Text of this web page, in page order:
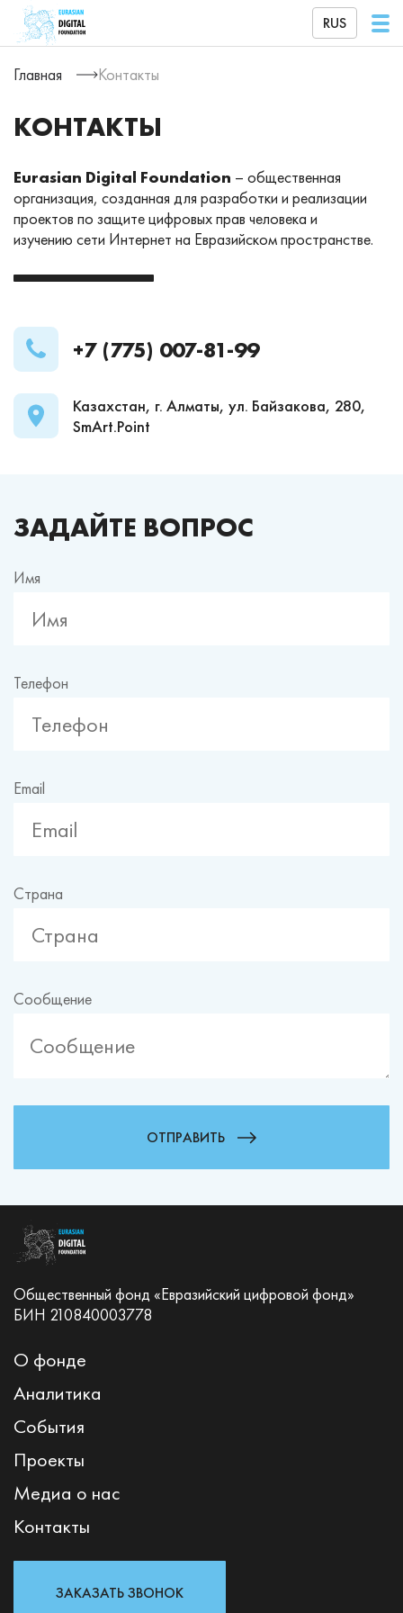
RUS
Главная Контакты
КОНТАКТЫ
Eurasian Digital Foundation – общественная
организация, созданная для разработки и реализации
проектов по защите цифровых прав человека и
изучению сети Интернет на Евразийском пространстве.
+7 (775) 007-81-99
Казахстан, г. Алматы, ул. Байзакова, 280,
SmArt.Point
ЗАДАЙТЕ ВОПРОС
Имя
Телефон
Email
Страна
Сообщение
ОТПРАВИТЬ
Общественный фонд «Евразийский цифровой фонд»
БИН 210840003778
О фонде
Аналитика
События
Проекты
Медиа о нас
Контакты
ЗАКАЗАТЬ ЗВОНОК